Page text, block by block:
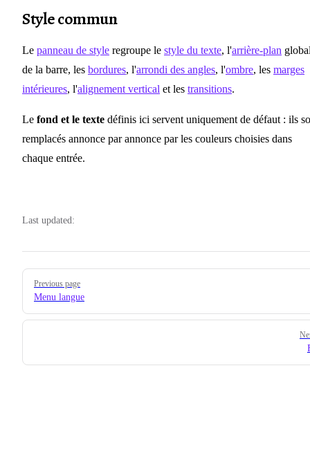
Style commun
Le panneau de style regroupe le style du texte, l'arrière-plan
de la barre, les bordures, l'arrondi des angles, l'ombre, les marges
intérieures, l'alignement vertical et les transitions.
Le fond et le texte définis ici servent uniquement de défaut : ils
remplacés annonce par annonce par les couleurs choisies dans
chaque entrée.
Last updated:
Pager
Previous page
Menu langue